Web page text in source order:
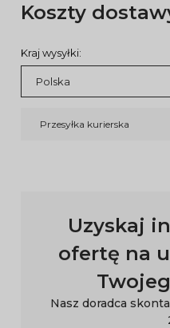
Koszty
Kraj wysyłki:
Przesyłka kurierska
Uzyskaj
ofertę na
Nasz doradca